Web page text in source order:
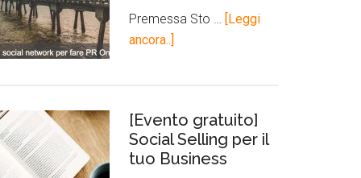
Premessa Sto …
[Leggi
ancora..]
[Evento gratuito]
Social Selling per il
tuo Business